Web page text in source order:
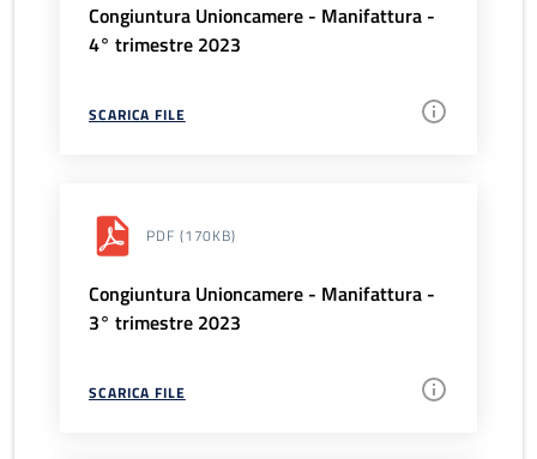
Congiuntura Unioncamere - Manifattura -
4° trimestre 2023
SCARICA FILE
PDF (170KB)
Congiuntura Unioncamere - Manifattura -
3° trimestre 2023
SCARICA FILE